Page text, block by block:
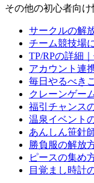
その他の初心者向け
サークルの解
チーム競技場
TP/RPの詳細
アカウント連
毎日やるべき
クレーンゲー
福引チャンス
温泉イベント
あんしん笹針
勝負服の解放
ピースの集め
目覚まし時計